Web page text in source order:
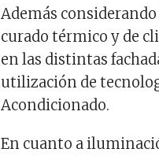
Además
curado térmico y de
en las distintas
utilización de
Acondicionado.
En cuanto a